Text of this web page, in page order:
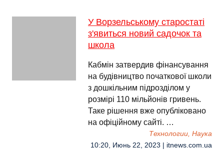
У Ворзельському старостаті
з'явиться новий садочок та
школа
Кабмін затвердив фінансування
на будівництво початкової школи
з дошкільним підрозділом у
розмірі 110 мільйонів гривень.
Таке рішення вже опубліковано
на офіційному сайті. …
Технологии, Наука
10:20, Июнь 22, 2023 | itnews.com.ua